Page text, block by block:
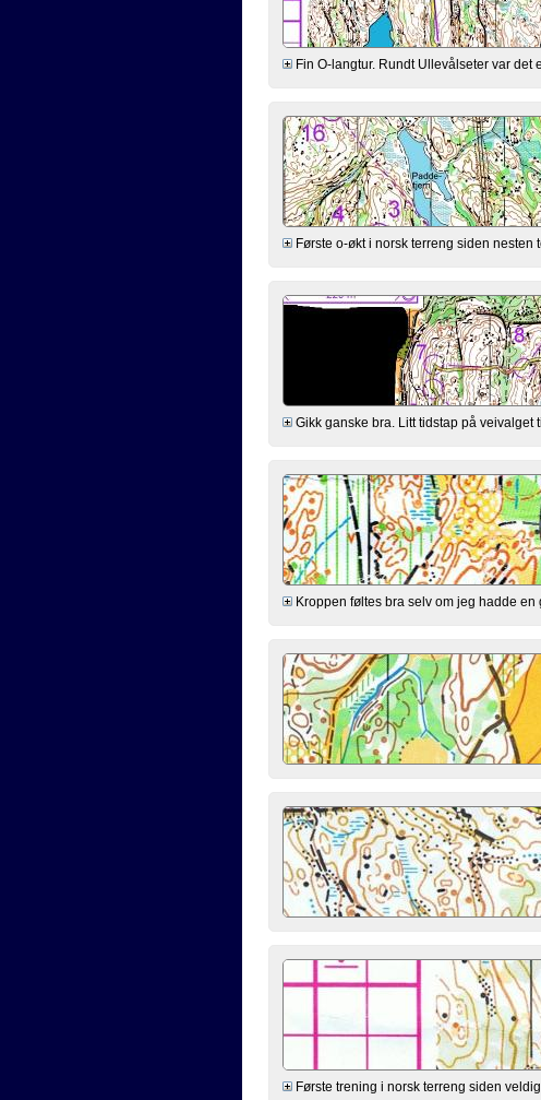
Fin O-langtur. Rundt Ullevålseter var det
Første o-økt i norsk terreng siden nesten
Gikk ganske bra. Litt tidstap på veivalget
Kroppen føltes bra selv om jeg hadde en
Første trening i norsk terreng siden